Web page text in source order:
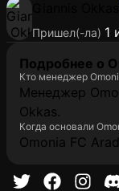
Пришел(-ла) 1
Подробнее о
Кто менеджер
Менеджер
Okkas.
Когда основали
Omonia FC